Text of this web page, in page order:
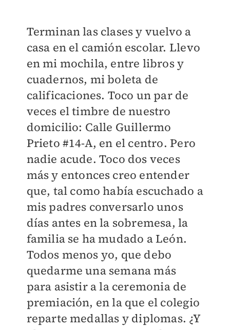
Terminan las clases y vuelvo a
casa en el camión escolar. Llevo
en mi mochila, entre libros y
cuadernos, mi boleta de
calificaciones. Toco un par de
veces el timbre de nuestro
domicilio: Calle Guillermo
Prieto #14-A, en el centro. Pero
nadie acude. Toco dos veces
más y entonces creo entender
que, tal como había escuchado a
mis padres conversarlo unos
días antes en la sobremesa, la
familia se ha mudado a León.
Todos menos yo, que debo
quedarme una semana más
para asistir a la ceremonia de
premiación, en la que el colegio
reparte medallas y diplomas. ¿Y